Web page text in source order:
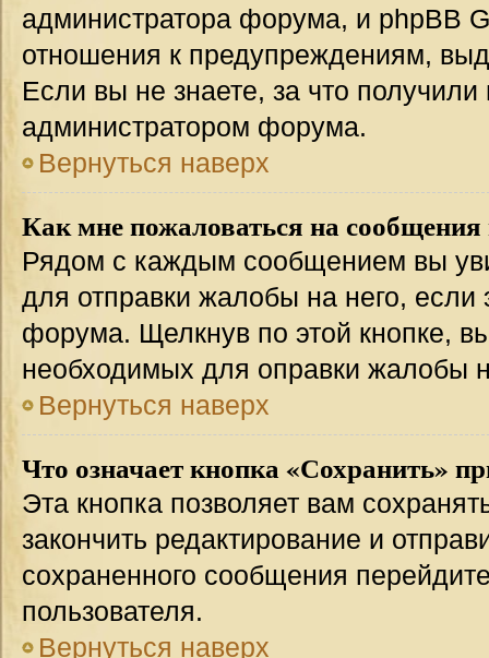
администратора форума, и phpBB
отношения к предупреждениям,
Если вы не знаете, за что
администратором форума.
Вернуться наверх
Как мне пожаловаться на сообщения
Рядом с каждым сообщением вы
для отправки жалобы на него,
форума. Щелкнув по этой кнопке,
необходимых для оправки жалобы
Вернуться наверх
Что означает кнопка «Сохранить»
Эта кнопка позволяет вам
закончить редактирование и
сохраненного сообщения
пользователя.
Вернуться наверх